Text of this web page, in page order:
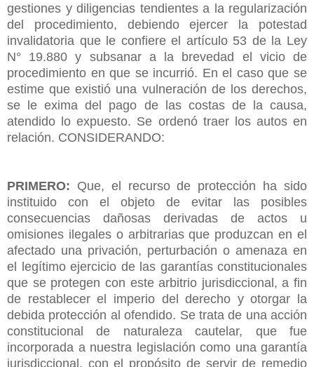
gestiones y diligencias tendientes a la regularización
del procedimiento, debiendo ejercer la potestad
invalidatoria que le confiere el artículo 53 de la Ley
N° 19.880 y subsanar a la brevedad el vicio de
procedimiento en que se incurrió. En el caso que se
estime que existió una vulneración de los derechos,
se le exima del pago de las costas de la causa,
atendido lo expuesto. Se ordenó traer los autos en
relación. CONSIDERANDO:
PRIMERO: Que, el recurso de protección ha sido
instituido con el objeto de evitar las posibles
consecuencias dañosas derivadas de actos u
omisiones ilegales o arbitrarias que produzcan en el
afectado una privación, perturbación o amenaza en
el legítimo ejercicio de las garantías constitucionales
que se protegen con este arbitrio jurisdiccional, a fin
de restablecer el imperio del derecho y otorgar la
debida protección al ofendido. Se trata de una acción
constitucional de naturaleza cautelar, que fue
incorporada a nuestra legislación como una garantía
jurisdiccional, con el propósito de servir de remedio